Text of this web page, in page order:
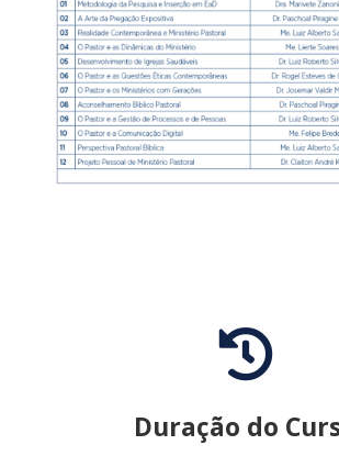

Duração do